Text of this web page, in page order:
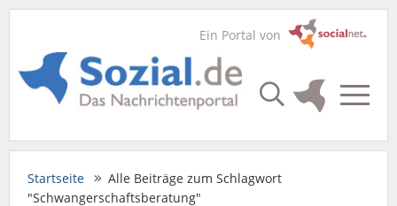
Ein Portal von
Startseite
Alle Beiträge zum Schlagwort
"Schwangerschaftsberatung"